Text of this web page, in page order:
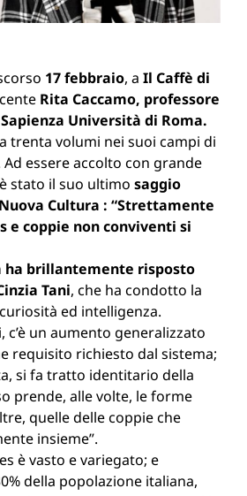
17 febbraio, a Il Caffè di
Rita Caccamo, professore
Università di Roma.
trenta volumi nei suoi campi di
essere accolto con grande
stato il suo ultimo saggio
Cultura : “Strettamente
e coppie non conviventi si
ha brillantemente risposto
Tani, che ha condotto la
ed intelligenza.
c’è un aumento generalizzato
requisito richiesto dal sistema;
si fa tratto identitario della
prende, alle volte, le forme
quelle delle coppie che
insieme”.
è vasto e variegato; e
della popolazione italiana,